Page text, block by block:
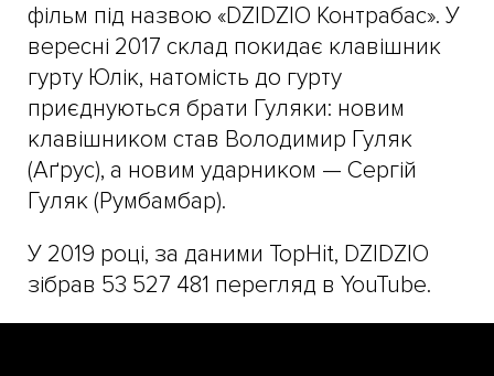
фільм під назвою «DZIDZIO Контрабас». У
вересні 2017 склад покидає клавішник
гурту Юлік, натомість до гурту
приєднуються брати Гуляки: новим
клавішником став Володимир Гуляк
(Аґрус), а новим ударником — Сергій
Гуляк (Румбамбар).
У 2019 році, за даними TopHit, DZIDZIO
зібрав 53 527 481 перегляд в YouTube.